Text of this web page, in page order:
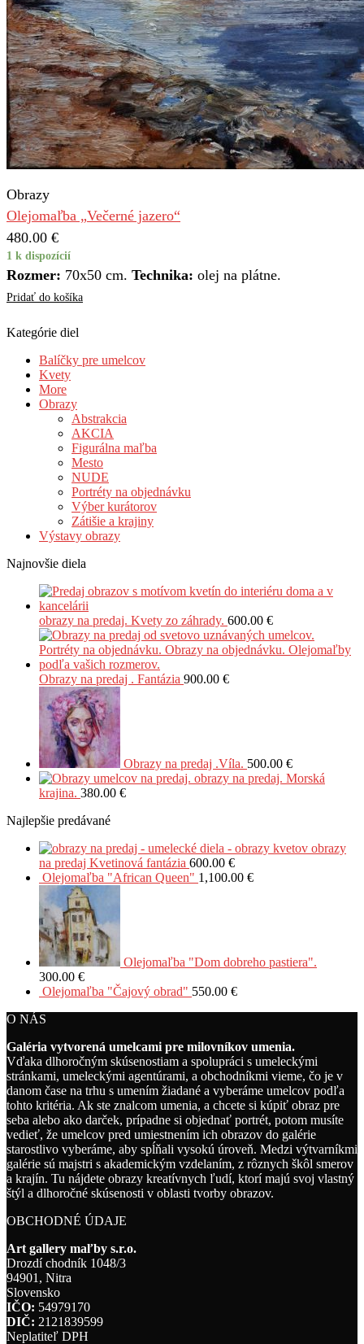
Obrazy
Olejomaľba „Večerné jazero“
480.00 €
1 k dispozícií
Rozmer: 70x50 cm. Technika: olej na plátne.
Pridať do košíka
Kategórie diel
Balíčky pre umelcov
Kvety
More
Obrazy
Abstrakcia
AKCIA
Figurálna maľba
Mesto
NUDE
Portréty na objednávku
Výber kurátorov
Zátišie a krajiny
Výstavy obrazy
Najnovšie diela
obrazy na predaj. Kvety zo záhrady. 600.00 €
Obrazy na predaj . Fantázia 900.00 €
Obrazy na predaj .Víla. 500.00 €
obrazy na predaj. Morská
krajina. 380.00 €
Najlepšie predávané
obrazy
na predaj Kvetinová fantázia 600.00 €
Olejomaľba "African Queen" 1,100.00 €
Olejomaľba "Dom dobreho pastiera".
300.00 €
Olejomaľba "Čajový obrad" 550.00 €
O NÁS
Galéria vytvorená umelcami pre milovníkov umenia.
Vďaka dlhoročným skúsenostiam a spolupráci s umeleckými
stránkami, umeleckými agentúrami, a obchodníkmi vieme, čo je v
danom čase na trhu s umením žiadané a vyberáme umelcov podľa
tohto kritéria. Ak ste znalcom umenia, a chcete si kúpiť obraz pre
seba alebo ako darček, prípadne si objednať portrét, potom musíte
vedieť, že umelcov pred umiestnením ich obrazov do galérie
starostlivo vyberáme, aby spĺňali vysokú úroveň. Medzi výtvarníkmi
galérie sú majstri s akademickým vzdelaním, z rôznych škôl smerov
a krajín. Tu nájdete obrazy kreatívnych ľudí, ktorí majú svoj vlastný
štýl a dlhoročné skúsenosti v oblasti tvorby obrazov.
OBCHODNÉ ÚDAJE
Art gallery maľby s.r.o.
Drozdí chodník 1048/3
94901, Nitra
Slovensko
IČO: 54979170
DIČ: 2121839599
Neplatiteľ DPH